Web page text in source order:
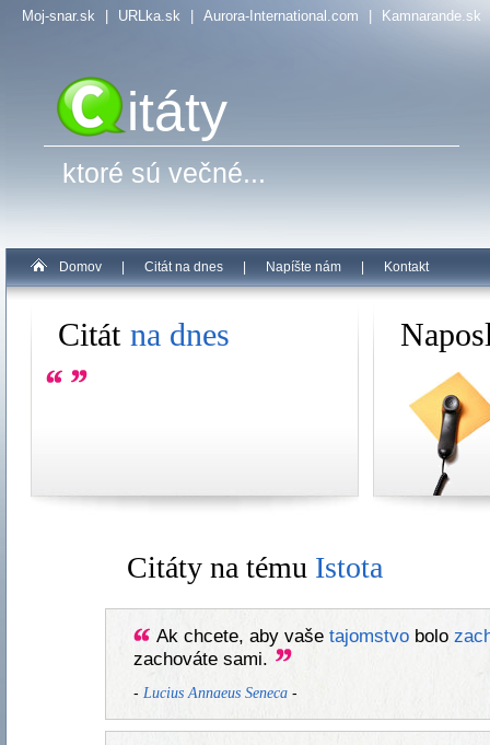
Moj-snar.sk URLka.sk Aurora-International.com Kamnarande.sk
itáty
ktoré sú večné...
Domov Citát na dnes Napíšte nám Kontakt
Citát na dnes
Citáty na tému Istota
Ak chcete, aby vaše tajomstvobolo
zachováte sami.
- Lucius Annaeus Seneca-